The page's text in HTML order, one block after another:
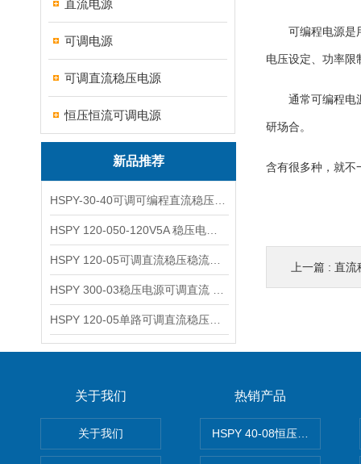
直流电源
可调电源
可调直流稳压电源
恒压恒流可调电源
新品推荐
可编程电源是用
电压设定、功率限
通常可编程电源
研场合。
含有很多种，就不
上一篇 : 直流
关于我们
关于我们
热销产品
HSPY 40-08恒压恒流恒功率